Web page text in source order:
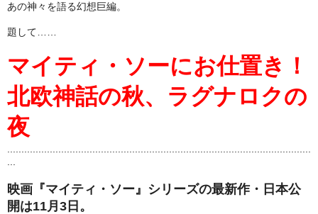
あの神々を語る幻想巨編。
題して……
マイティ・ソーにお仕置き！
北欧神話の秋、ラグナロクの
夜
映画『マイティ・ソー』シリーズの最新作・日本公
開は11月3日。